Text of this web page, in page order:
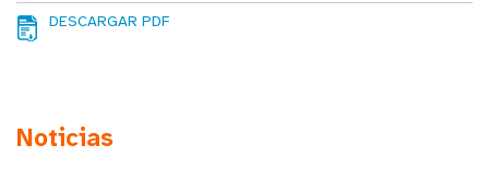
DESCARGAR PDF
Noticias